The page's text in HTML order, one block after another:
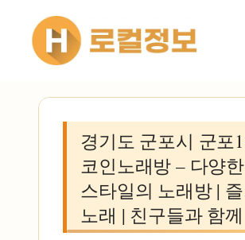
건너뛰기
경기도 군포시 군포
코인노래방 – 다양한
스타일의 노래방 |
노래 | 친구들과 함께